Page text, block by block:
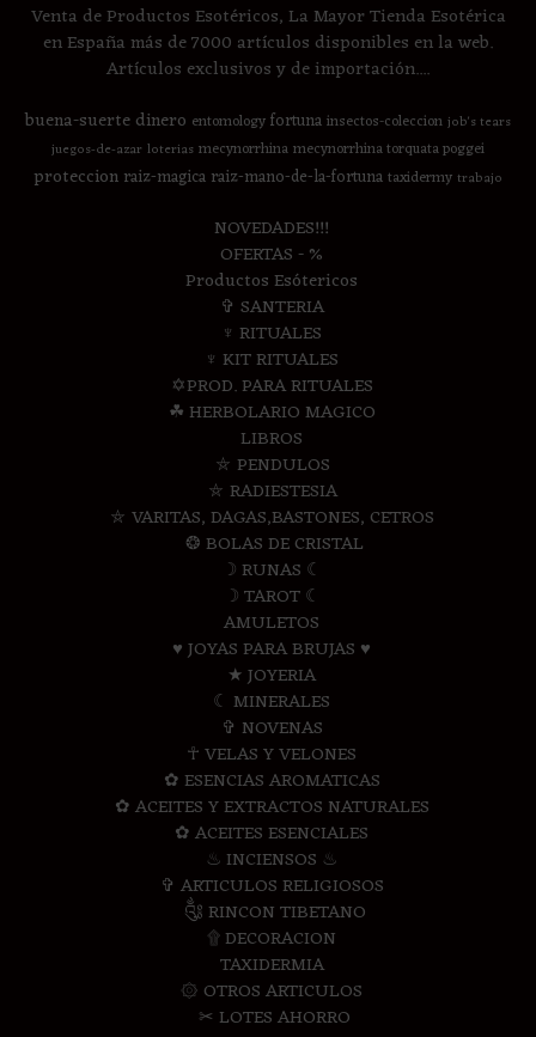
Venta de Productos Esotéricos, La Mayor Tienda Esotérica
en España más de 7000 artículos disponibles en la web.
Artículos exclusivos y de importación....
buena-suertedinero entomologyfortunainsectos-coleccion job's tears
juegos-de-azar loterias mecynorrhinamecynorrhina torquata poggei
proteccion raiz-magica raiz-mano-de-la-fortunataxidermy trabajo
NOVEDADES!!!
OFERTAS - %
Productos Esótericos
✞ SANTERIA
♆ RITUALES
♆ KIT RITUALES
✡PROD. PARA RITUALES
☘ HERBOLARIO MAGICO
LIBROS
⛤ PENDULOS
⛤ RADIESTESIA
⛤ VARITAS, DAGAS,BASTONES, CETROS
❂ BOLAS DE CRISTAL
☽ RUNAS ☾
☽ TAROT ☾
AMULETOS
♥ JOYAS PARA BRUJAS ♥
★ JOYERIA
☾ MINERALES
✞ NOVENAS
☥ VELAS Y VELONES
✿ ESENCIAS AROMATICAS
✿ ACEITES Y EXTRACTOS NATURALES
✿ ACEITES ESENCIALES
♨ INCIENSOS ♨
✞ ARTICULOS RELIGIOSOS
༃ RINCON TIBETANO
۩ DECORACION
TAXIDERMIA
۞ OTROS ARTICULOS
✂ LOTES AHORRO